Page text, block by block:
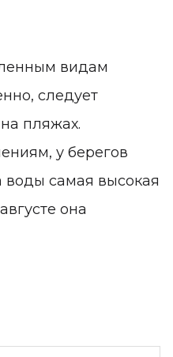
видам
следует
пляжах.
у берегов
самая высокая
она